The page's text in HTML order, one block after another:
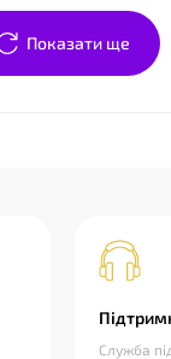
Показати ще
Служба